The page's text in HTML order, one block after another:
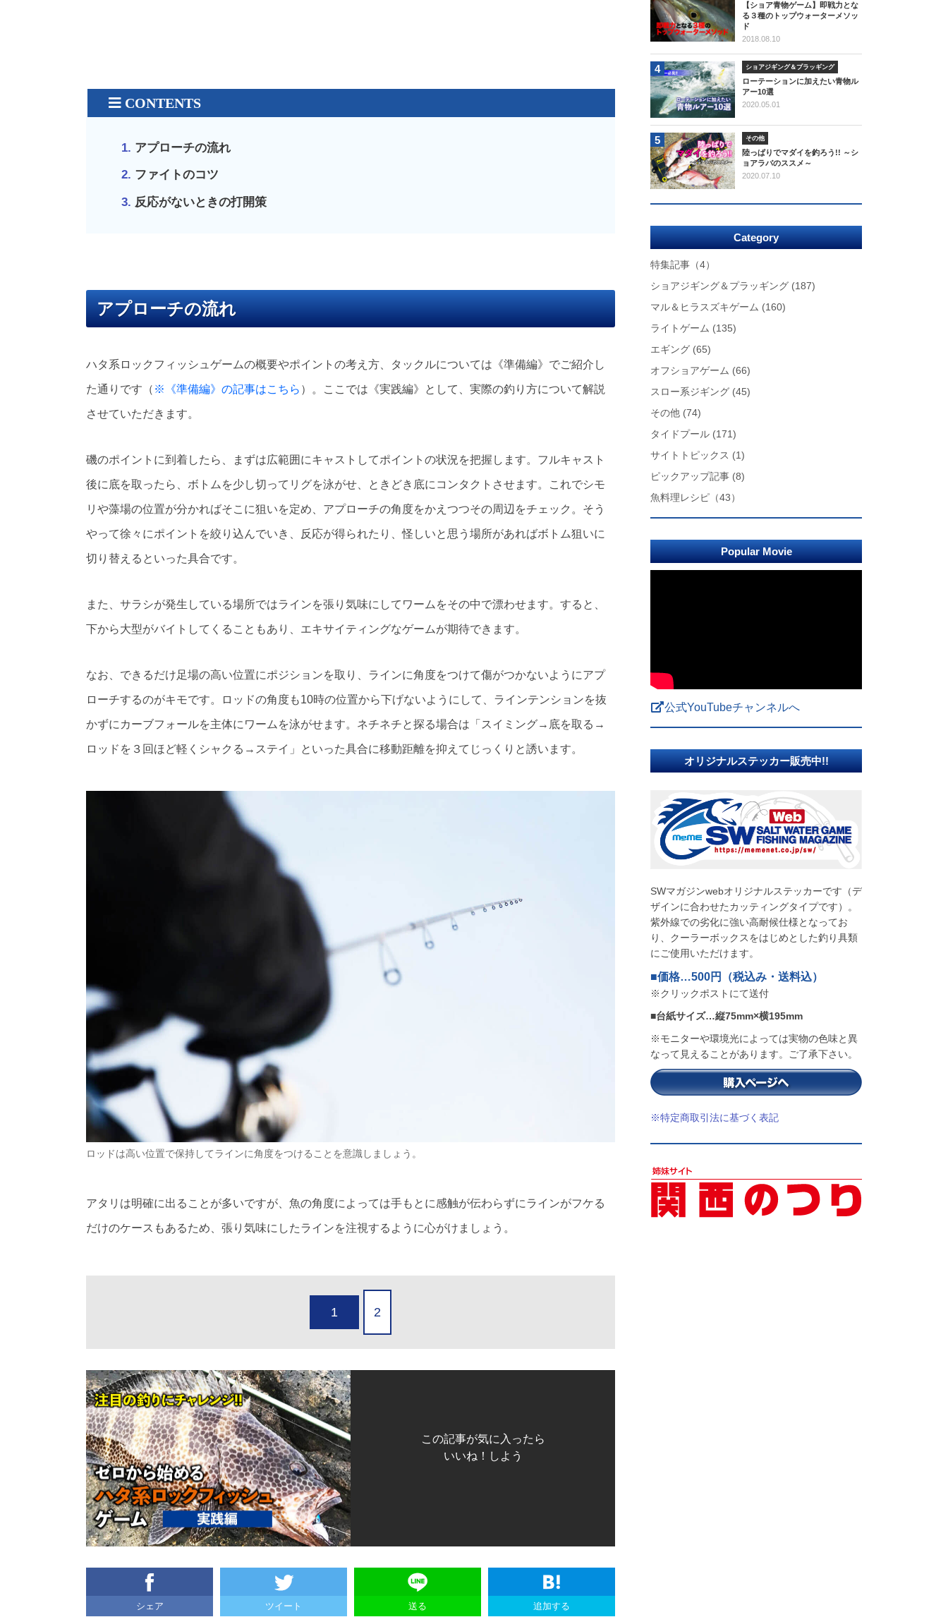
アプローチの流れ
ファイトのコツ
反応がないときの打開策
アプローチの流れ
ハタ系ロックフィッシュゲームの概要やポイントの考え方、タックルについては《準備編》でご紹介し
た通りです（ ※《準備編》の記事はこちら ）。ここでは《実践編》として、実際の釣り方について解説
させていただきます。
磯のポイントに到着したら、まずは広範囲にキャストしてポイントの状況を把握します。フルキャスト
後に底を取ったら、ボトムを少し切ってリグを泳がせ、ときどき底にコンタクトさせます。これでシモ
リや藻場の位置が分かればそこに狙いを定め、アプローチの角度をかえつつその周辺をチェック。そう
やって徐々にポイントを絞り込んでいき、反応が得られたり、怪しいと思う場所があればボトム狙いに
切り替えるといった具合です。
また、サラシが発生している場所ではラインを張り気味にしてワームをその中で漂わせます。すると、
下から大型がバイトしてくることもあり、エキサイティングなゲームが期待できます。
なお、できるだけ足場の高い位置にポジションを取り、ラインに角度をつけて傷がつかないようにアプ
ローチするのがキモです。ロッドの角度も10時の位置から下げないようにして、ラインテンションを抜
かずにカーブフォールを主体にワームを泳がせます。ネチネチと探る場合は「スイミング→底を取る→
ロッドを３回ほど軽くシャクる→ステイ」といった具合に移動距離を抑えてじっくりと誘います。
ロッドは高い位置で保持してラインに角度をつけることを意識しましょう。
アタリは明確に出ることが多いですが、魚の角度によっては手もとに感触が伝わらずにラインがフケる
だけのケースもあるため、張り気味にしたラインを注視するように心がけましょう。
1 2
この記事が気に入ったら
いいね！しよう
シェア ツイート 送る 追加する
【ショア青物ゲーム】即戦力とな
る３種のトップウォーターメソッ
ド
2018.08.10
4 ショアジギング＆プラッギング
ローテーションに加えたい青物ル
アー10選
2020.05.01
5 その他
陸っぱりでマダイを釣ろう!! ～シ
ョアラバのススメ～
2020.07.10
Category
特集記事 （4）
ショアジギング＆プラッギング (187)
マル＆ヒラスズキゲーム (160)
ライトゲーム (135)
エギング (65)
オフショアゲーム (66)
スロー系ジギング (45)
その他 (74)
タイドプール (171)
サイトトピックス (1)
ピックアップ記事 (8)
魚料理レシピ （43）
Popular Movie
公式YouTubeチャンネルへ
オリジナルステッカー販売中!!
SWマガジンwebオリジナルステッカーです（デ
ザインに合わせたカッティングタイプです）。
紫外線での劣化に強い高耐候仕様となってお
り、クーラーボックスをはじめとした釣り具類
にご使用いただけます。
■価格…500円（税込み・送料込）
※クリックポストにて送付
■台紙サイズ…縦75mm×横195mm
※モニターや環境光によっては実物の色味と異
なって見えることがあります。ご了承下さい。
※特定商取引法に基づく表記